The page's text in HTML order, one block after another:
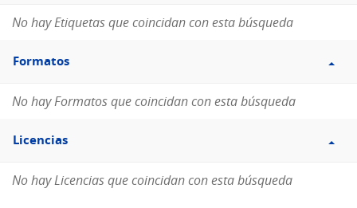
No hay Etiquetas que coincidan con esta búsqueda
Filtro
Formatos
Formatos
No hay Formatos que coincidan con esta búsqueda
Filtro
Licencias
Licencias
No hay Licencias que coincidan con esta búsqueda